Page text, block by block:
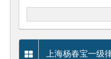
上海杨春宝一级